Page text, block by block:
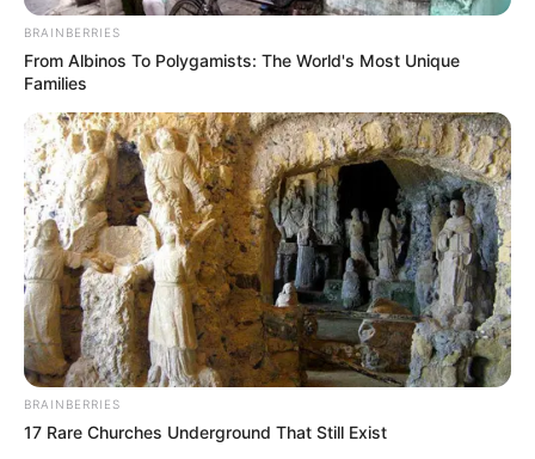
TAGS
BRAINBERRIES
From Albinos To Polygamists: The World's Most Unique
Families
BRAINBERRIES
17 Rare Churches Underground That Still Exist